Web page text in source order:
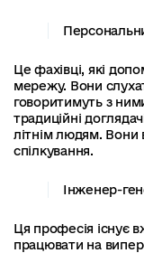
Це фахівці, які
мережу. Вони
говоритимуть з
традиційні
літнім людям.
спілкування.
Інженер-
Ця професія існує
працювати на